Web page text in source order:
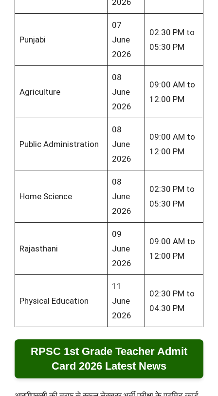
Punjabi
07
June
2026
02:30 PM to
05:30 PM
Agriculture
08
June
2026
09:00 AM to
12:00 PM
Public Administration
08
June
2026
09:00 AM to
12:00 PM
Home Science
08
June
2026
02:30 PM to
05:30 PM
Rajasthani
09
June
2026
09:00 AM to
12:00 PM
Physical Education
11
June
2026
02:30 PM to
04:30 PM
RPSC 1st Grade Teacher Admit
Card 2026 Latest News